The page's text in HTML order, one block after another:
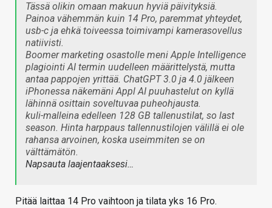
Tässä olikin omaan makuun hyviä päivityksiä.
Painoa vähemmän kuin 14 Pro, paremmat yhteydet,
usb-c ja ehkä toiveessa toimivampi kamerasovellus
natiivisti.
Boomer marketing osastolle meni Apple Intelligence
plagiointi AI termin uudelleen määrittelystä, mutta
antaa pappojen yrittää. ChatGPT 3.0 ja 4.0 jälkeen
iPhonessa näkemäni Appl AI puuhastelut on kyllä
lähinnä osittain soveltuvaa puheohjausta.
kuli-malleina edelleen 128 GB tallenustilat, so last
season. Hinta harppaus tallennustilojen välillä ei ole
rahansa arvoinen, koska useimmiten se on
välttämätön.
Napsauta laajentaaksesi…
Pitää laittaa 14 Pro vaihtoon ja tilata yks 16 Pro.